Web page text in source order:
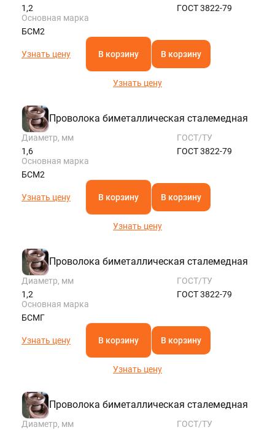
1,2
ГОСТ 3822-79
Основная марка
БСМ2
Узнать цену В корзину В корзину
Узнать цену
Проволока биметаллическая сталемедная
Диаметр, мм
1,6
ГОСТ/ТУ
ГОСТ 3822-79
Основная марка
БСМ2
Узнать цену В корзину В корзину
Узнать цену
Проволока биметаллическая сталемедная
Диаметр, мм
1,2
ГОСТ/ТУ
ГОСТ 3822-79
Основная марка
БСМГ
Узнать цену В корзину В корзину
Узнать цену
Проволока биметаллическая сталемедная
Диаметр, мм
ГОСТ/ТУ